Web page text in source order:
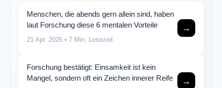
Menschen, die abends gern allein sind, haben
laut Forschung diese 6 mentalen Vorteile
21 Apr. 2026 • 7 Min. Lesezeit
→
Forschung bestätigt: Einsamkeit ist kein
Mangel, sondern oft ein Zeichen innerer Reife
→